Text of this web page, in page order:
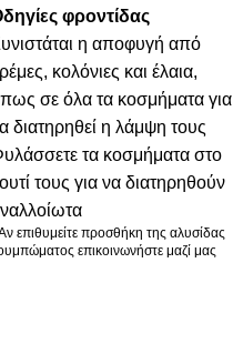
φροντίδας
η αποφυγή από
κολόνιες και έλαια,
σε όλα τα κοσμήματα για
διατηρηθεί η λάμψη τους
τα κοσμήματα στο
τους για να διατηρηθούν
επιθυμείτε προσθήκη της αλυσίδας
επικοινωνήστε μαζί μας